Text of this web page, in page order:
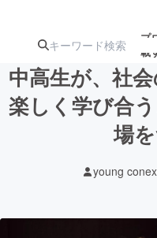
プ
載
注目の
ジェクト
中高生が、社
楽しく学び合
場
young